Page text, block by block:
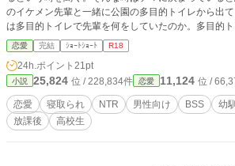
のイケメン先輩と一緒に公園の多目的トイレから出
は多目的トイレで先輩を何をしていたのか。多目的
は使ったばかりのコンドームが落ちていた。
恋愛 完結 ｼｮｰﾄｼｮｰﾄ R18
24h.ポイント 21pt
小説 25,824 位 / 228,834件 恋愛 11,124 位 /
恋愛 寝取られ NTR 男性向け BSS 幼
放課後
高校生